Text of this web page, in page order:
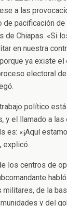
a las
de pacificación
de Chiapas. «Si
en nuestra
ya existe
electoral
político
y el llamado a las
es: «¡Aquí
explicó.
los centros de
de la
y del